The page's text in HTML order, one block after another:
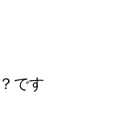
です